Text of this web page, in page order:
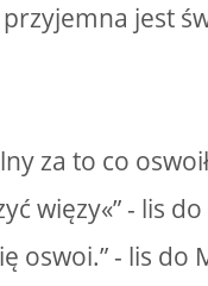
jest
za to co
więzy«” - lis
oswoi.” - lis do